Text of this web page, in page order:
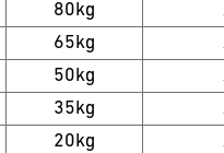
80kg
65kg
50kg
35kg
20kg